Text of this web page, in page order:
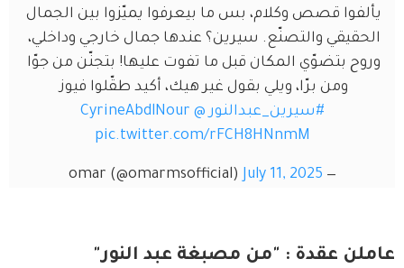
يألفوا قصص وكلام، بس ما بيعرفوا يميّزوا بين الجمال
الحقيقي والتصنّع. سيرين؟ عندها جمال خارجي وداخلي،
وروح بتضوّي المكان قبل ما تفوت عليها! بتجنّن من جوّا
ومن برّا، ويلي بقول غير هيك، أكيد طقّلوا فيوز
#سيرين_عبدالنور @CyrineAbdlNour
pic.twitter.com/rFCH8HNnmM
— omar (@omarmsofficial)
July 11, 2025
عاملن عقدة : "من مصبغة عبد النور"